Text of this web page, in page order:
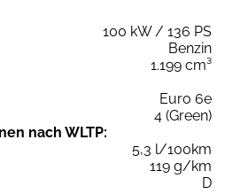
100 kW / 136 PS
Benzin
1.199 cm³
Euro 6e
4 (Green)
nach WLTP:
5,3 l/100km
119 g/km
D